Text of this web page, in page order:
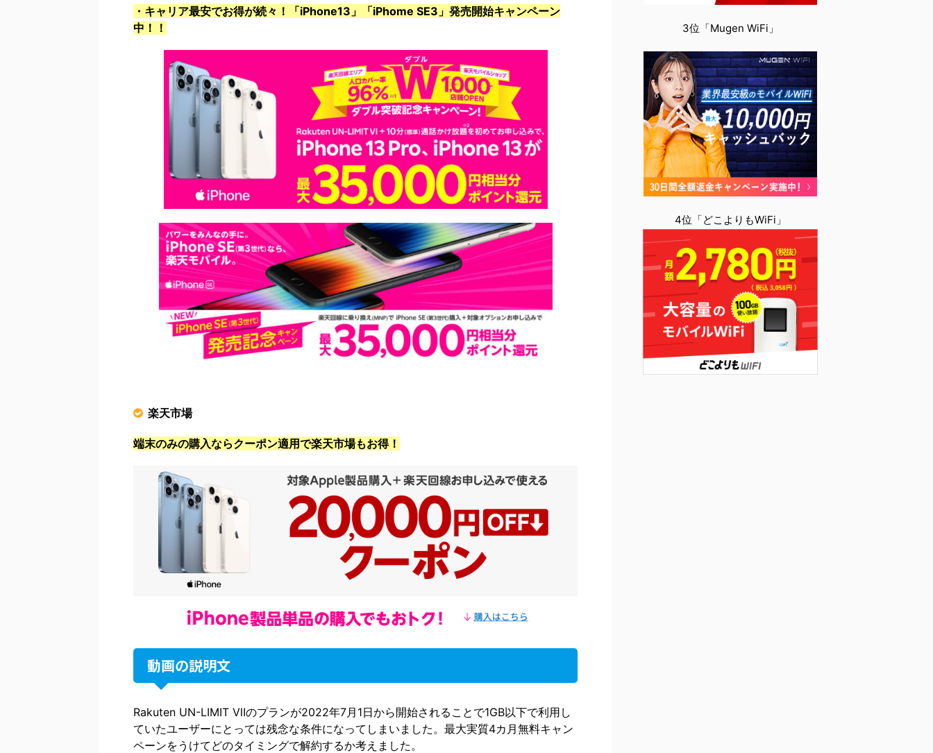
・キャリア最安でお得が続々！「iPhone13」「iPhome SE3」発売開始キャンペーン
中！！
楽天市場
端末のみの購入ならクーポン適用で楽天市場もお得！
動画の説明文
Rakuten UN-LIMIT Ⅶのプランが2022年7月1日から開始されることで1GB以下で利用し
ていたユーザーにとっては残念な条件になってしまいました。最大実質4カ月無料キャン
ペーンをうけてどのタイミングで解約するか考えました。
3位「Mugen WiFi」
4位「どこよりもWiFi」